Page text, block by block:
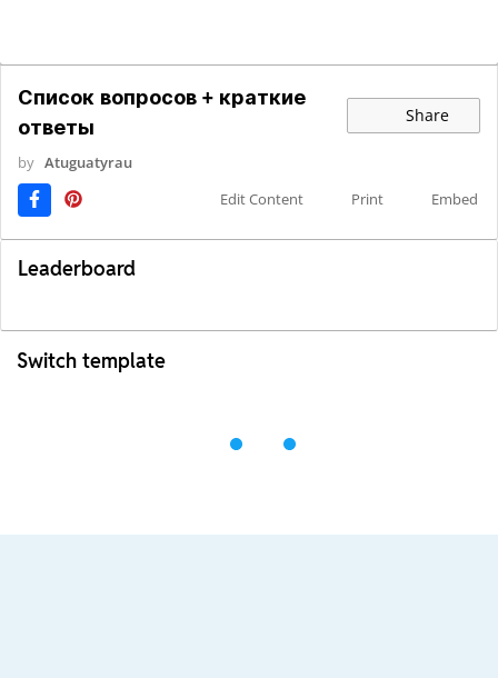
Список вопросов + краткие
ответы
Share
by Atuguatyrau
Edit Content
Print Embed
Leaderboard
Switch template